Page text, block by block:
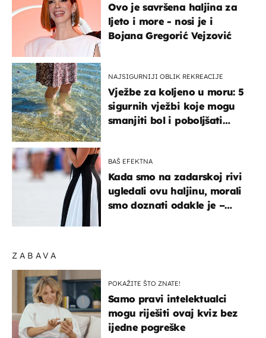
ZABAVA
POKAŽITE ŠTO ZNATE!
Samo pravi intelektualci
mogu riješiti ovaj kviz bez
ijedne pogreške
Ovo je savršena haljina za
ljeto i more - nosi je i
Bojana Gregorić Vejzović
NAJSIGURNIJI OBLIK REKREACIJE
Vježbe za koljeno u moru: 5
sigurnih vježbi koje mogu
smanjiti bol i poboljšati
BAŠ EFEKTNA
Kada smo na zadarskoj rivi
ugledali ovu haljinu, morali
smo doznati odakle je –